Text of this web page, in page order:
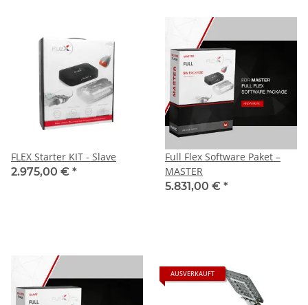
FLEX Starter KIT - Slave
2.975,00 € *
Full Flex Software Paket –
MASTER
5.831,00 € *
AUSVERKAUFT